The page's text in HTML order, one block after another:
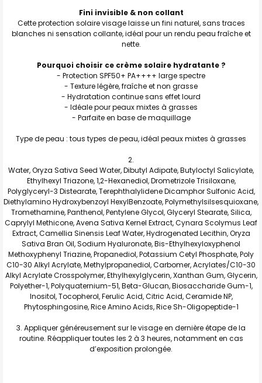
Fini invisible & non collant
Cette protection solaire visage laisse un fini naturel, sans traces
blanches ni sensation collante, idéal pour un rendu peau fraîche et
nette.
Pourquoi choisir ce crème solaire hydratante ?
- Protection SPF50+ PA++++ large spectre
- Texture légère, fraîche et non grasse
- Hydratation continue sans effet lourd
- Idéale pour peaux mixtes à grasses
- Parfaite en base de maquillage
Type de peau : tous types de peau, idéal peaux mixtes à grasses
Water, Oryza Sativa Seed Water, Dibutyl Adipate, Butyloctyl Salicylate,
Ethylhexyl Triazone, 1,2-Hexanediol, Drometrizole Trisiloxane,
Polyglyceryl-3 Distearate, Terephthalylidene Dicamphor Sulfonic Acid,
Diethylamino Hydroxybenzoyl HexylBenzoate, Polymethylsilsesquioxane,
Tromethamine, Panthenol, Pentylene Glycol, Glyceryl Stearate, Silica,
Caprylyl Methicone, Avena Sativa Kernel Extract, Cynara Scolymus Leaf
Extract, Camellia Sinensis Leaf Water, Hydrogenated Lecithin, Oryza
Sativa Bran Oil, Sodium Hyaluronate, Bis-Ethylhexyloxyphenol
Methoxyphenyl Triazine, Propanediol, Potassium Cetyl Phosphate, Poly
C10-30 Alkyl Acrylate, Methylpropanediol, Carbomer, Acrylates/C10-30
Alkyl Acrylate Crosspolymer, Ethylhexylglycerin, Xanthan Gum, Glycerin,
Polyether-1, Polyquaternium-51, Beta-Glucan, Biosaccharide Gum-1,
Inositol, Tocopherol, Ferulic Acid, Citric Acid, Ceramide NP,
Phytosphingosine, Rice Amino Acids, Rice Sh-Oligopeptide-1
Appliquer généreusement sur le visage en dernière étape de la
routine. Réappliquer toutes les 2 à 3 heures, notamment en cas
d’exposition prolongée.